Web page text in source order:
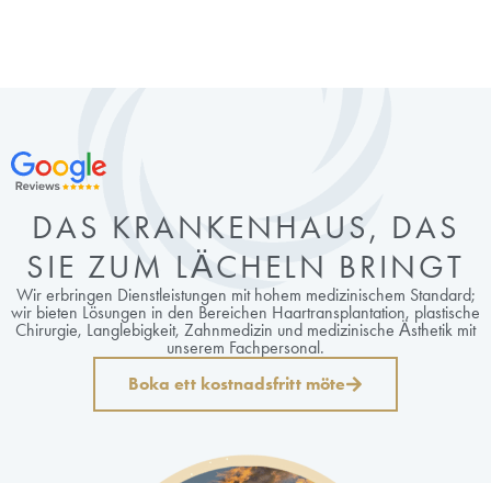
DAS KRANKENHAUS, DAS
SIE ZUM LÄCHELN BRINGT
Wir erbringen Dienstleistungen mit hohem medizinischem Standard;
wir bieten Lösungen in den Bereichen Haartransplantation, plastische
Chirurgie, Langlebigkeit, Zahnmedizin und medizinische Ästhetik mit
unserem Fachpersonal.
Boka ett kostnadsfritt möte